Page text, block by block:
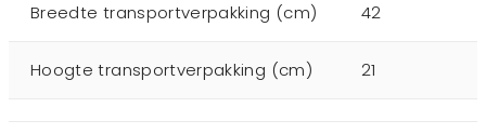
Breedte transportverpakking (cm) 42
Hoogte transportverpakking (cm) 21